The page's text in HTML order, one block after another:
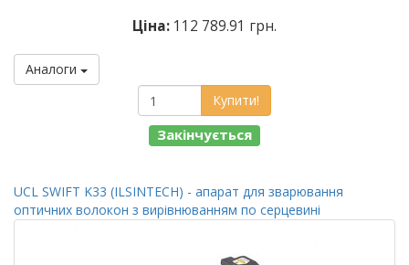
Ціна: 112 789.91 грн.
Аналоги
Купити!
Закінчується
UCL SWIFT K33 (ILSINTECH) - апарат для зварювання
оптичних волокон з вирівнюванням по серцевині